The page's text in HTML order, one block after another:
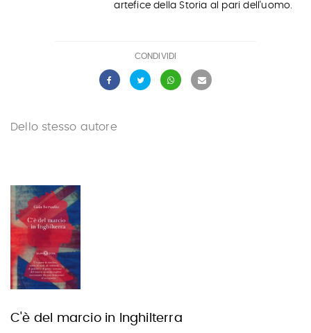
artefice della Storia al pari dell'uomo.
CONDIVIDI
Dello stesso autore
C'è del marcio in Inghilterra